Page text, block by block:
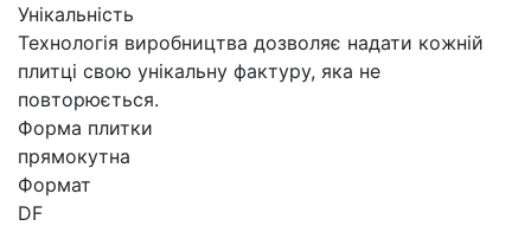
Унікальність
Технологія виробництва дозволяє надати кожній
плитці свою унікальну фактуру, яка не
повторюється.
Форма плитки
прямокутна
Формат
DF